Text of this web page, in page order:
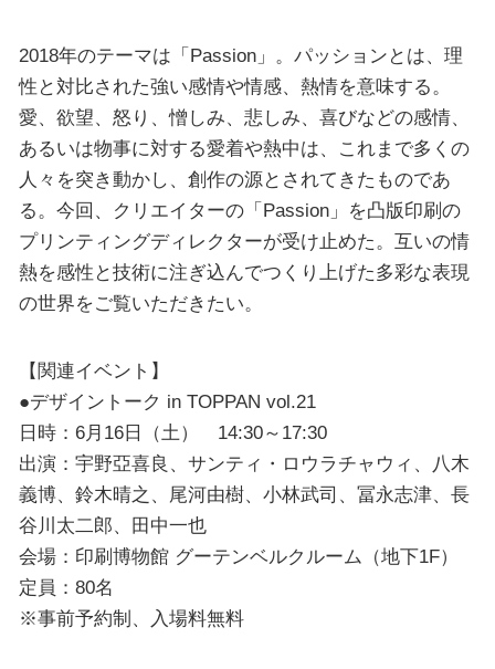
2018年のテーマは「Passion」。パッションとは、理
性と対比された強い感情や情感、熱情を意味する。
愛、欲望、怒り、憎しみ、悲しみ、喜びなどの感情、
あるいは物事に対する愛着や熱中は、これまで多くの
人々を突き動かし、創作の源とされてきたものであ
る。今回、クリエイターの「Passion」を凸版印刷の
プリンティングディレクターが受け止めた。互いの情
熱を感性と技術に注ぎ込んでつくり上げた多彩な表現
の世界をご覧いただきたい。
【関連イベント】
●デザイントーク in TOPPAN vol.21
日時：6月16日（土） 14:30～17:30
出演：宇野亞喜良、サンティ・ロウラチャウィ、八木
義博、鈴木晴之、尾河由樹、小林武司、冨永志津、長
谷川太二郎、田中一也
会場：印刷博物館 グーテンベルクルーム（地下1F）
定員：80名
※事前予約制、入場料無料